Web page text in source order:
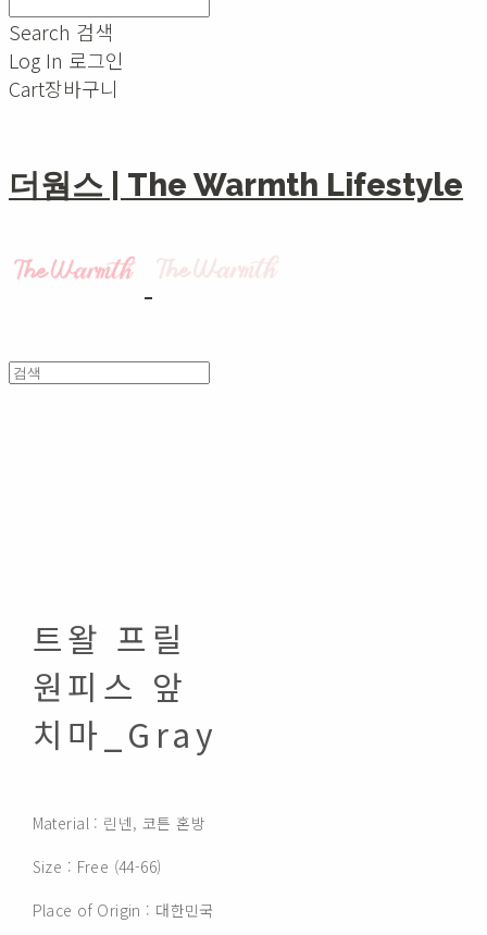
Search 검색
Log In 로그인
Cart장바구니
더웜스 | The Warmth Lifestyle
트왈 프릴
원피스 앞
치마_Gray
Material : 린넨, 코튼 혼방
Size : Free (44-66)
Place of Origin : 대한민국